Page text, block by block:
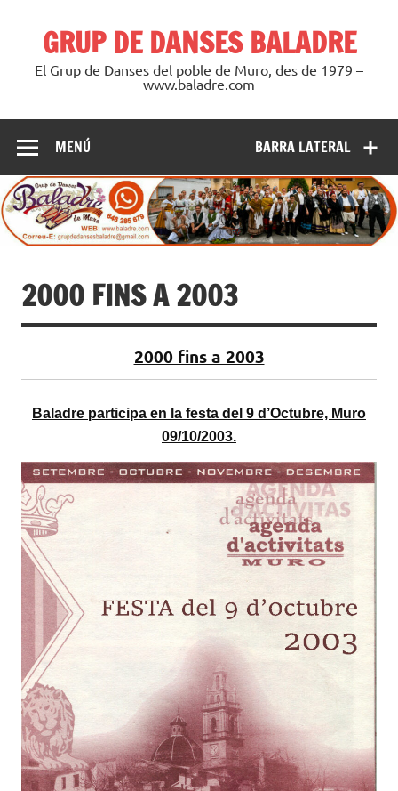
contenidoGRUP DE DANSES BALADRE
El Grup de Danses del poble de Muro, des de 1979 –
www.baladre.com
BARRA LATERAL
MENÚ
2000 FINS A 2003
2000 fins a 2003
Baladre participa en la festa del 9 d’Octubre, Muro
09/10/2003.